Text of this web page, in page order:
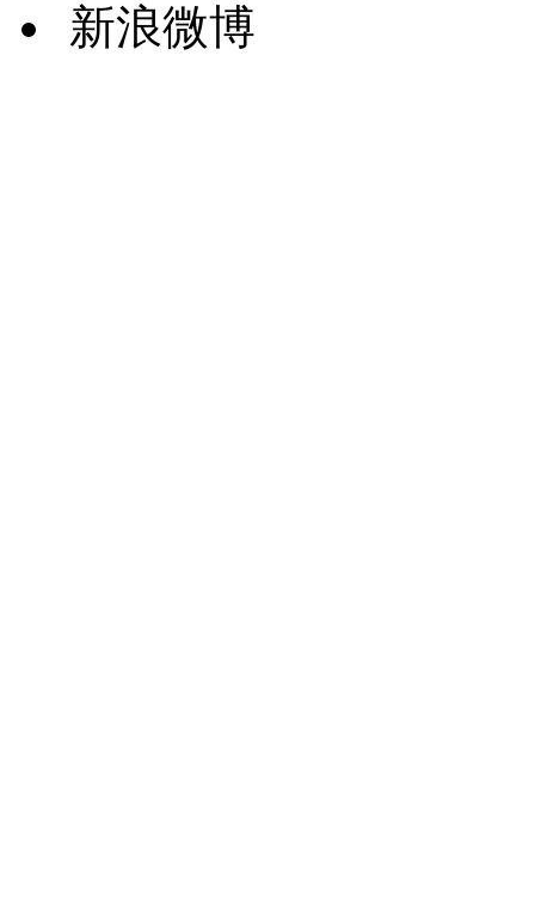
新浪微博